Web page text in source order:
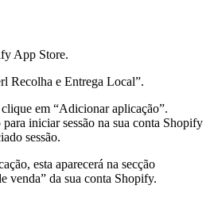
App Store.
Recolha e Entrega Local”.
em “Adicionar aplicação”.
iniciar sessão na sua conta Shopify
sessão.
esta aparecerá na secção
venda” da sua conta Shopify.